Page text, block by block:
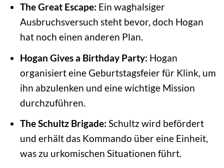
The Great Escape: Ein waghalsiger
Ausbruchsversuch steht bevor, doch Hogan
hat noch einen anderen Plan.
Hogan Gives a Birthday Party: Hogan
organisiert eine Geburtstagsfeier für Klink, um
ihn abzulenken und eine wichtige Mission
durchzuführen.
The Schultz Brigade: Schultz wird befördert
und erhält das Kommando über eine Einheit,
was zu urkomischen Situationen führt.